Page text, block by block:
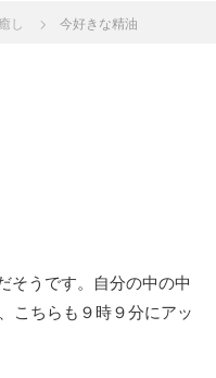
し 今好きな精油
そうです。自分の中の中
こちらも９時９分にアッ